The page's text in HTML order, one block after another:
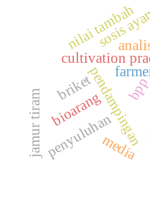
cultivation
pendampingan
penyuluhan
sosis
briket
bioarang
jamur tiram
nilai tambah
media
bpp